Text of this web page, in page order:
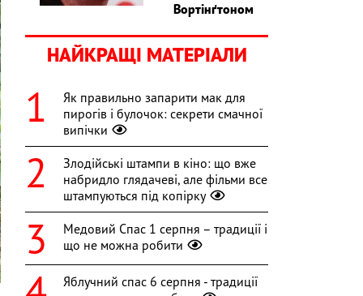
Вортінґтоном
НАЙКРАЩІ МАТЕРІАЛИ
Як правильно запарити мак для
пирогів і булочок: секрети смачної
випічки
Злодійські штампи в кіно: що вже
набридло глядачеві, але фільми все
штампуються під копірку
Медовий Спас 1 серпня – традиції і
що не можна робити
Яблучний спас 6 серпня - традиції